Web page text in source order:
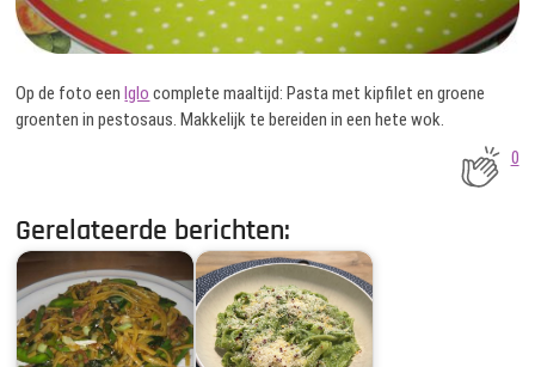
Op de foto een Iglo complete maaltijd: Pasta met kipfilet en groene
groenten in pestosaus. Makkelijk te bereiden in een hete wok.
0
Gerelateerde berichten: